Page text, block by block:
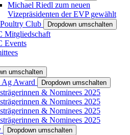
Michael Riedl zum neuen
Vizepräsidenten der EVP gewählt
Club
Dropdown umschalten
Mitgliedschaft
Events
umschalten
Ag Award Dropdown umschalten
& Nominees 2025
& Nominees 2025
& Nominees 2025
& Nominees 2025
Dropdown umschalten